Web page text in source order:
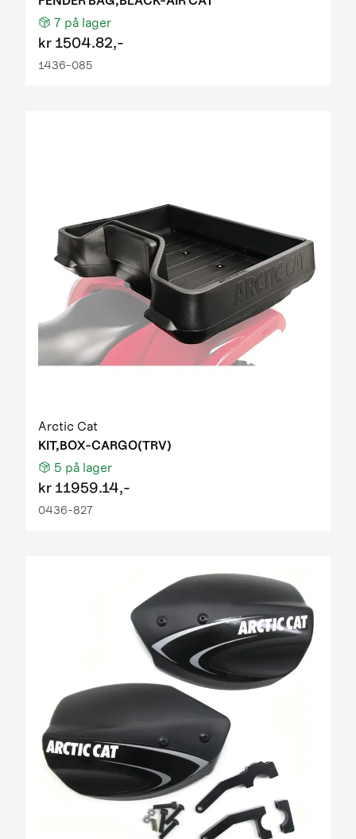
7 på lager
kr 1504.82,-
1436-085
Arctic Cat
KIT,BOX-CARGO(TRV)
5 på lager
kr 11959.14,-
0436-827